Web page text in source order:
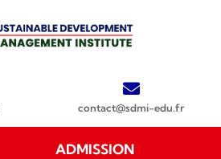
contact@sdmi-edu.fr
ADMISSION